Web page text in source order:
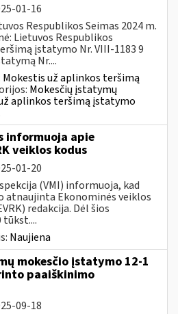
01-16
Respublikos Seimas 2024 m.
Lietuvos Respublikos
įstatymo Nr. VIII-1183 9
Nr....
Mokestis už aplinkos teršimą
Mokesčių įstatymų
aplinkos teršimą įstatymo
informuoja apie
veiklos kodus
01-20
(VMI) informuoja, kad
atnaujinta Ekonominės veiklos
redakcija. Dėl šios
Naujiena
mokesčio įstatymo 12-1
paaiškinimo
09-18